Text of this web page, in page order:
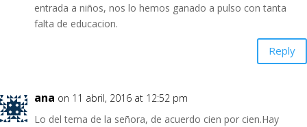
entrada a niños, nos lo hemos ganado a pulso con tanta
falta de educacion.
Reply
ana on 11 abril, 2016 at 12:52 pm
Lo del tema de la señora, de acuerdo cien por cien.Hay